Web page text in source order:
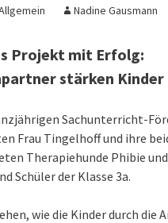
Nadine Gausmann
Projekt mit Erfolg:
stärken Kinder
Sachunterricht-
Frau Tingelhoff und ihre
Therapiehunde Phibie
Schüler der Klasse 3a.
wie die Kinder durch die